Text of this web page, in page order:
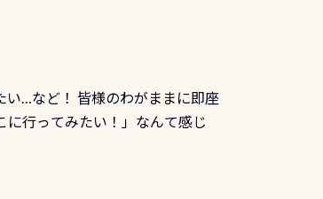
月60名様、年間720名様に
が当たることも！ PADIデジタ
よ スキンダイビングでも参加
るので、普通に中性浮力の練習
い…など！ 皆様のわがままに即座
行ってみたい！」なんて感じ